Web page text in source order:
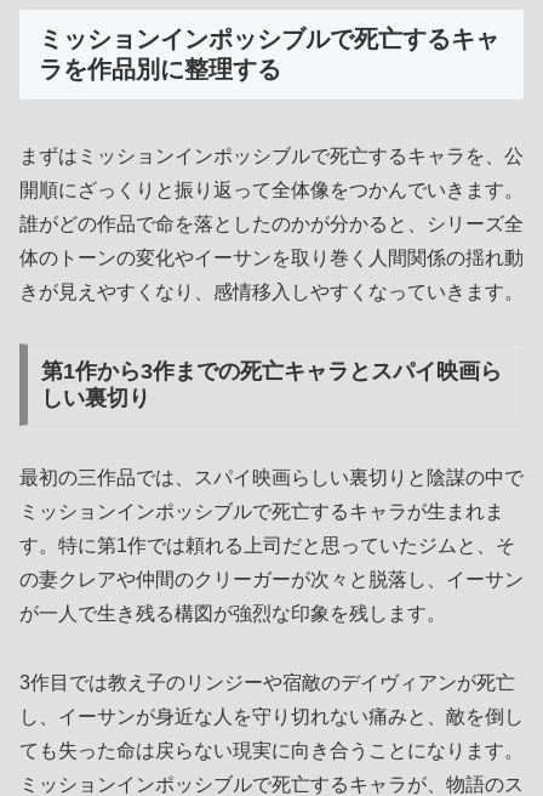
ミッションインポッシブルで死亡するキャ
ラを作品別に整理する
まずはミッションインポッシブルで死亡するキャラを、公
開順にざっくりと振り返って全体像をつかんでいきます。
誰がどの作品で命を落としたのかが分かると、シリーズ全
体のトーンの変化やイーサンを取り巻く人間関係の揺れ動
きが見えやすくなり、感情移入しやすくなっていきます。
第1作から3作までの死亡キャラとスパイ映画ら
しい裏切り
最初の三作品では、スパイ映画らしい裏切りと陰謀の中で
ミッションインポッシブルで死亡するキャラが生まれま
す。特に第1作では頼れる上司だと思っていたジムと、そ
の妻クレアや仲間のクリーガーが次々と脱落し、イーサン
が一人で生き残る構図が強烈な印象を残します。
3作目では教え子のリンジーや宿敵のデイヴィアンが死亡
し、イーサンが身近な人を守り切れない痛みと、敵を倒し
ても失った命は戻らない現実に向き合うことになります。
ミッションインポッシブルで死亡するキャラが、物語のス